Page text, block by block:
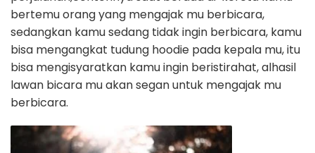
bertemu orang yang mengajak mu berbicara,
sedangkan kamu sedang tidak ingin berbicara, kamu
bisa mengangkat tudung hoodie pada kepala mu, itu
bisa mengisyaratkan kamu ingin beristirahat, alhasil
lawan bicara mu akan segan untuk mengajak mu
berbicara.